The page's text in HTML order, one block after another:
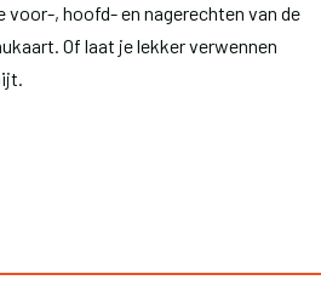
voor-, hoofd- en nagerechten van de
Of laat je lekker verwennen